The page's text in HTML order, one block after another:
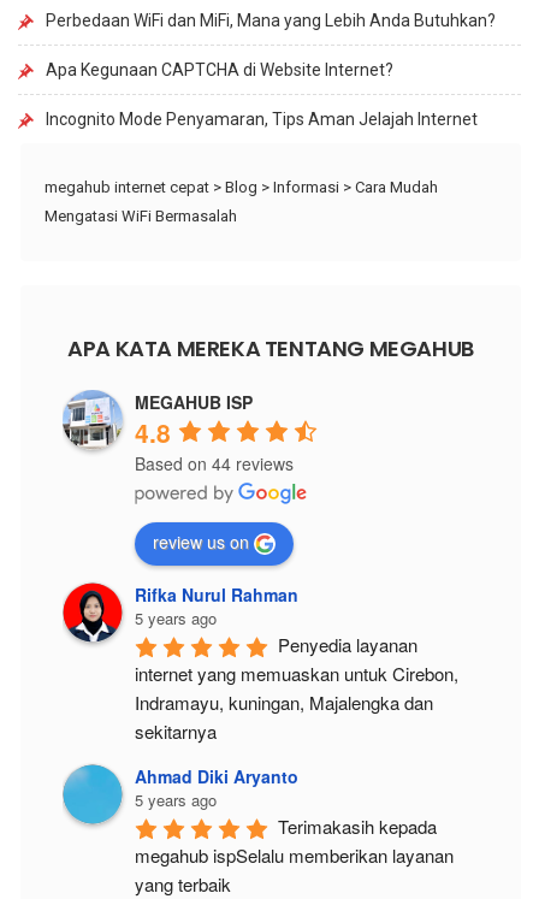
Perbedaan WiFi dan MiFi, Mana yang Lebih Anda Butuhkan?
Apa Kegunaan CAPTCHA di Website Internet?
Incognito Mode Penyamaran, Tips Aman Jelajah Internet
megahub internet cepat > Blog > Informasi > Cara Mudah
Mengatasi WiFi Bermasalah
APA KATA MEREKA TENTANG MEGAHUB
MEGAHUB ISP
4.8
Based on 44 reviews
review us on
Rifka Nurul Rahman
5 years ago
Penyedia layanan
internet yang memuaskan untuk Cirebon,
Indramayu, kuningan, Majalengka dan
sekitarnya
Ahmad Diki Aryanto
5 years ago
Terimakasih kepada
megahub ispSelalu memberikan layanan
yang terbaik